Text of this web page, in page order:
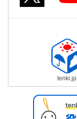
tenki.jp